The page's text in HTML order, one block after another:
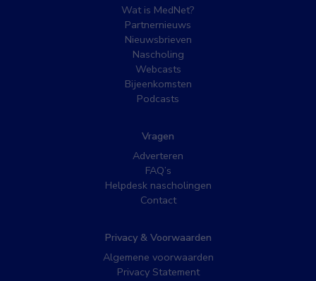
Wat is MedNet?
Partnernieuws
Nieuwsbrieven
Nascholing
Webcasts
Bijeenkomsten
Podcasts
Vragen
Adverteren
FAQ’s
Helpdesk nascholingen
Contact
Privacy & Voorwaarden
Algemene voorwaarden
Privacy Statement